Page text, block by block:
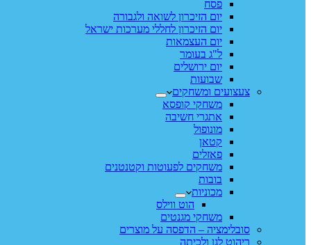
פסח
יום הזיכרון לשואה ולגבורה
יום הזיכרון לחללי מערכות ישראל
יום העצמאות
ל"ג בעומר
יום ירושלים
שבועות
צעצועים ומשחקים
משחקי קופסא
אתגרי חשיבה
מונופול
קטאן
פאזלים
משחקים לפעוטות וקטנטנים
בובות
מכוניות
הוט ווילס
משחקי מגנטים
סובלימציה – הדפסה על מוצרים
ריהוט לגן ולכיתה